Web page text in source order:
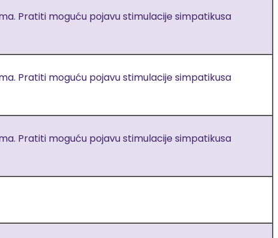
Pratiti moguću pojavu stimulacije simpatikusa
Pratiti moguću pojavu stimulacije simpatikusa
Pratiti moguću pojavu stimulacije simpatikusa